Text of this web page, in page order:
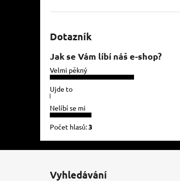
Dotazník
Jak se Vám líbí náš e-shop?
Velmi pěkný
Ujde to
Nelíbí se mi
Počet hlasů:3
Vyhledávání